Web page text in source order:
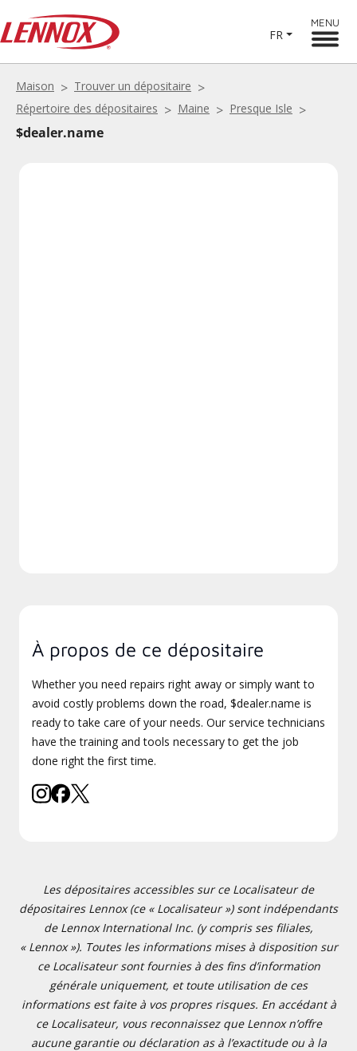
FR
MENU
Maison
Trouver un dépositaire
Répertoire des dépositaires
Maine Presque Isle
$dealer.name
À propos de ce dépositaire
Whether you need repairs right away or simply want to
avoid costly problems down the road, $dealer.name is
ready to take care of your needs. Our service technicians
have the training and tools necessary to get the job
done right the first time.
Les dépositaires accessibles sur ce Localisateur de
dépositaires Lennox (ce « Localisateur ») sont indépendants
de Lennox International Inc. (y compris ses filiales,
« Lennox »). Toutes les informations mises à disposition sur
ce Localisateur sont fournies à des fins d’information
générale uniquement, et toute utilisation de ces
informations est faite à vos propres risques. En accédant à
ce Localisateur, vous reconnaissez que Lennox n’offre
aucune garantie ou déclaration as à l’exactitude ou à la